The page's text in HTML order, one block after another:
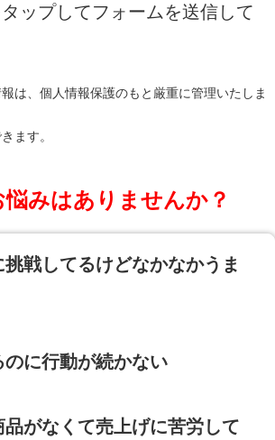
ップしてフォームを送信して
は、個人情報保護のもと厳重に管理いたしま
ます。
みはありませんか？
挑戦してるけどなかなかうま
に行動が続かない
がなくて売上げに苦労して